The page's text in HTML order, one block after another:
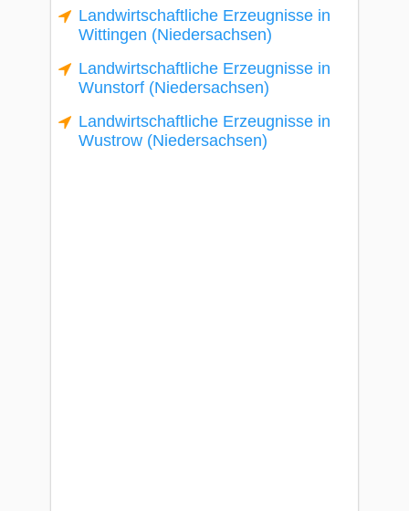
Landwirtschaftliche Erzeugnisse in
Wittingen (Niedersachsen)
Landwirtschaftliche Erzeugnisse in
Wunstorf (Niedersachsen)
Landwirtschaftliche Erzeugnisse in
Wustrow (Niedersachsen)